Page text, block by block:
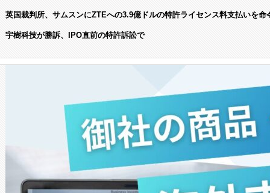
英国裁判所、サムスンにZTEへの3.9億ドルの特許ライセンス料支払いを命
宇樹科技が勝訴、IPO直前の特許訴訟で